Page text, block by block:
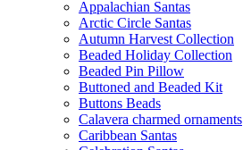
Appalachian Santas
Arctic Circle Santas
Autumn Harvest Collection
Beaded Holiday Collection
Beaded Pin Pillow
Buttoned and Beaded Kit
Buttons Beads
Calavera charmed ornaments
Caribbean Santas